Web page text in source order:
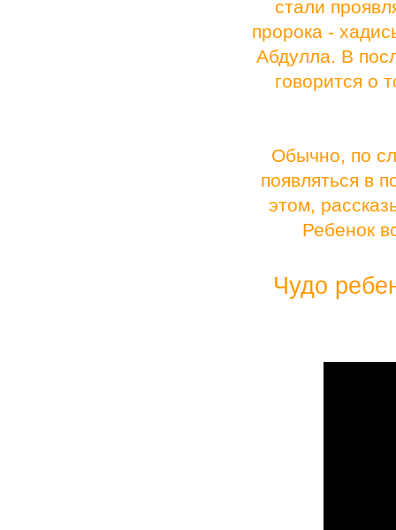
стали
пророка -
Абдулла. В
говорится о
Обычно, по
появляться в
этом,
Ребенок
Чудо